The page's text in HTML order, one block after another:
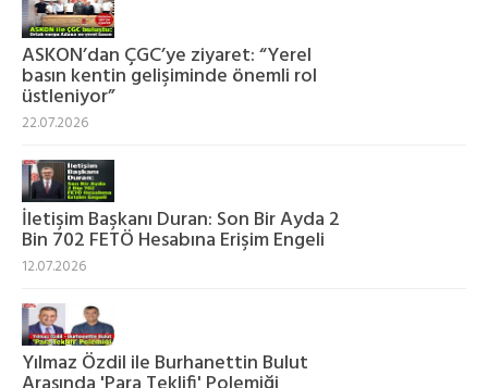
ASKON’dan ÇGC’ye ziyaret: “Yerel
basın kentin gelişiminde önemli rol
üstleniyor”
22.07.2026
İletişim Başkanı Duran: Son Bir Ayda 2
Bin 702 FETÖ Hesabına Erişim Engeli
12.07.2026
Yılmaz Özdil ile Burhanettin Bulut